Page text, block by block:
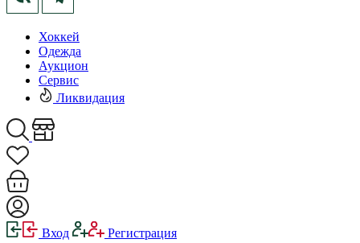
Хоккей
Одежда
Аукцион
Сервис
Ликвидация
Вход Регистрация